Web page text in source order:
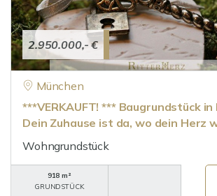
2.950.000,- €
München
***VERKAUFT! *** Baugrundstück in
Dein Zuhause ist da, wo dein Herz
Wohngrundstück
918 m²
GRUNDSTÜCK